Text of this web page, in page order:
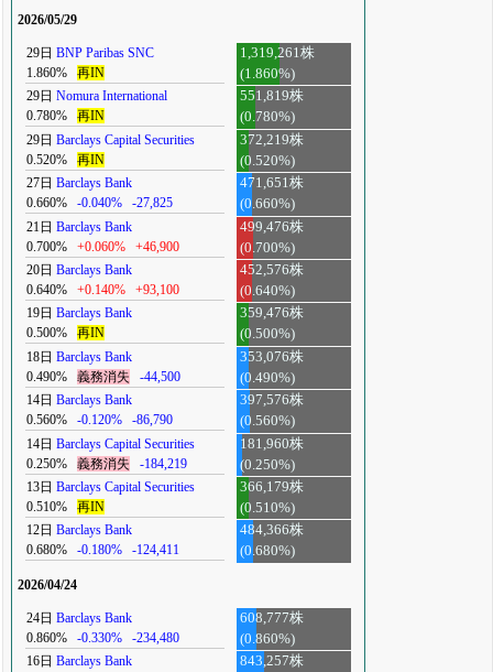
2026/05/29
29日 BNP Paribas SNC
1.860%
再IN
1,319,261株
(1.860%)
29日 Nomura International
0.780%
再IN
551,819株
(0.780%)
29日 Barclays Capital Securities
0.520%
再IN
372,219株
(0.520%)
27日 Barclays Bank
0.660%
-0.040% -27,825
471,651株
(0.660%)
21日 Barclays Bank
0.700%
+0.060% +46,900
499,476株
(0.700%)
20日 Barclays Bank
0.640%
+0.140% +93,100
452,576株
(0.640%)
19日 Barclays Bank
0.500%
再IN
359,476株
(0.500%)
18日 Barclays Bank
0.490%
義務消失 -44,500
353,076株
(0.490%)
14日 Barclays Bank
0.560%
-0.120% -86,790
397,576株
(0.560%)
14日 Barclays Capital Securities
0.250%
義務消失 -184,219
181,960株
(0.250%)
13日 Barclays Capital Securities
0.510%
再IN
366,179株
(0.510%)
12日 Barclays Bank
0.680%
-0.180% -124,411
484,366株
(0.680%)
2026/04/24
24日 Barclays Bank
0.860%
-0.330% -234,480
608,777株
(0.860%)
16日 Barclays Bank
843,257株